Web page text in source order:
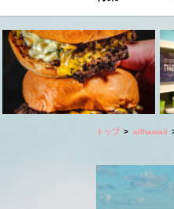
トップ allhawaii